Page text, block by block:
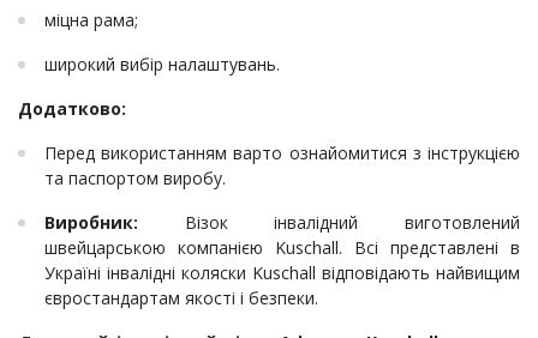
міцна рама;
широкий вибір налаштувань.
Додатково:
Перед використанням варто ознайомитися з інструкцією
та паспортом виробу.
Виробник: Візок інвалідний виготовлений
швейцарською компанією Kuschall. Всі представлені в
Україні інвалідні коляски Kuschall відповідають найвищим
євростандартам якості і безпеки.